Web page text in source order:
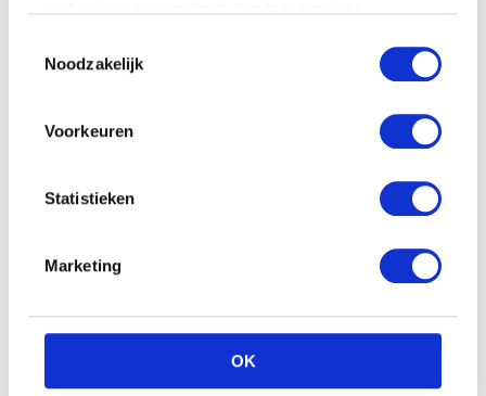
Noodzakelijk
Voorkeuren
Statistieken
Marketing
OK